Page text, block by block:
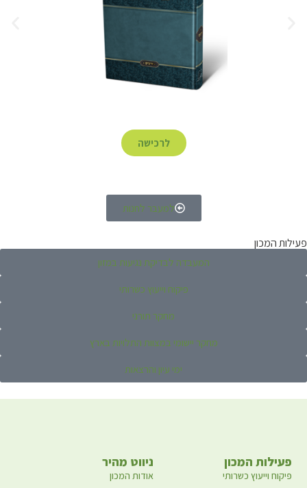
לרכישה
למעבר לחנות
פעילות המכון
המעבדה לבדיקת נגיעות במזון
פיקוח וייעוץ כשרותי
מחקר תורני
מחקר יישומי במצוות התלויות בארץ
ימי עיון והרצאות
ניווט מהיר
אודות המכון
פעילות המכון
פיקוח וייעוץ כשרותי